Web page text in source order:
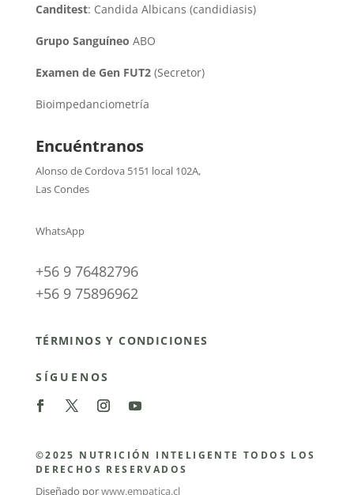
Canditest: Candida Albicans (candidiasis)
Grupo Sanguíneo ABO
Examen de Gen FUT2(Secretor)
Bioimpedanciometría
Encuéntranos
Alonso de Cordova 5151 local 102A,
Las Condes
WhatsApp
+56 9 76482796
+56 9 75896962
TÉRMINOS Y CONDICIONES
SÍGUENOS
©2025 NUTRICIÓN INTELIGENTE TODOS LOS
DERECHOS RESERVADOS
Diseñado porwww.empatica.cl